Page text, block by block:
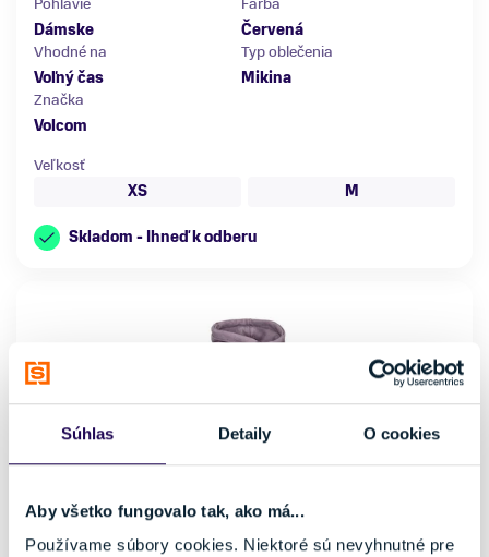
Súhlas Detaily O cookies
Aby všetko fungovalo tak, ako má...
Používame súbory cookies. Niektoré sú nevyhnutné pre
Dámske
Červená
Vhodné na
Voľný čas
Typ oblečenia
Mikina
Značka
Volcom
Veľkosť
XS
M
Skladom - Ihneď k odberu